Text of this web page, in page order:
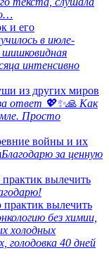
и его
в июле-
шишковидная
интенсивно
из других миров
ответ 💖✨️🙏 Как
Просто
войны и их
Благодарю за ценную
вылечить
вылечить
без химии,
холодных
голодовка 40 дней